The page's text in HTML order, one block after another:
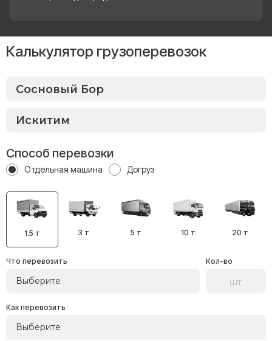
Калькулятор грузоперевозок
Способ перевозки
Отдельная машина Догруз
1.5 т 3 т 5 т 10 т 20 т
Что перевозить
Выберите
Кол-во
Как перевозить
Выберите